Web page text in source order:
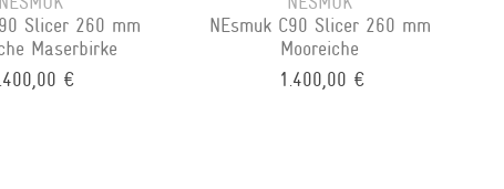
Slicer 260 mm
Maserbirke
€
NEsmuk C90 Slicer 260 mm
Mooreiche
1.400,00 €